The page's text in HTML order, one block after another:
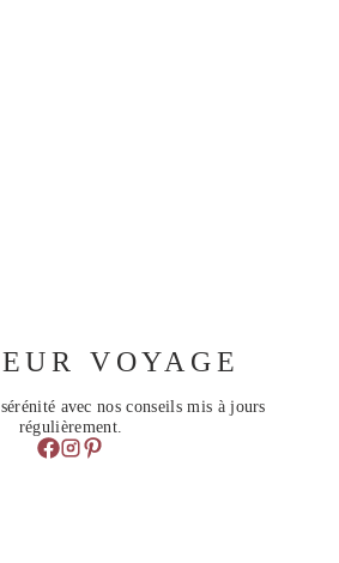
VOYAGE
avec nos conseils mis à jours
régulièrement.